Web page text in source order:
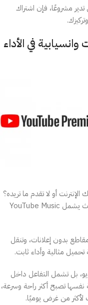
مشروعًا، فإن اشتراك
في الأداء
أو لا تقدم ما تريده؟
هنا يظهر جمال اشتراك يوتيوب بريميوم فردي حيث يشمل YouTube Music
بدون إعلانات، وتنقل
مثالية وأداء ثابت.
بل تشمل التفاعل داخل
نفسها تصبح أكثر راحة وسرعة،
من غرض يوميًا.